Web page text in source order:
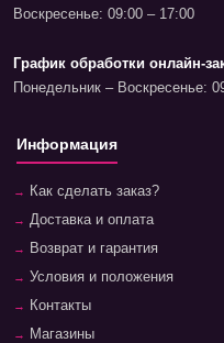
Воскресенье: 09:00 – 17:00
График обработки онлайн-
Понедельник – Воскресенье:
Информация
Как сделать заказ?
Доставка и оплата
Возврат и гарантия
Условия и положения
Контакты
Магазины